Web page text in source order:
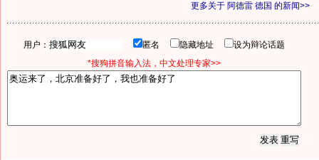
更多关于 阿德雷 德国 的新闻>>
用户： 匿名 隐藏地址
设为辩论话题
*搜狗拼音输入法，中文处理专家>>